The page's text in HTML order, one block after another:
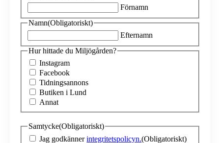
Förnamn
Namn(Obligatoriskt)
Efternamn
Hur hittade du Miljögården?
Instagram
Facebook
Tidningsannons
Butiken i Lund
Annat
Samtycke(Obligatoriskt)
Jag godkännerintegritetspolicyn.(Obligatoriskt)